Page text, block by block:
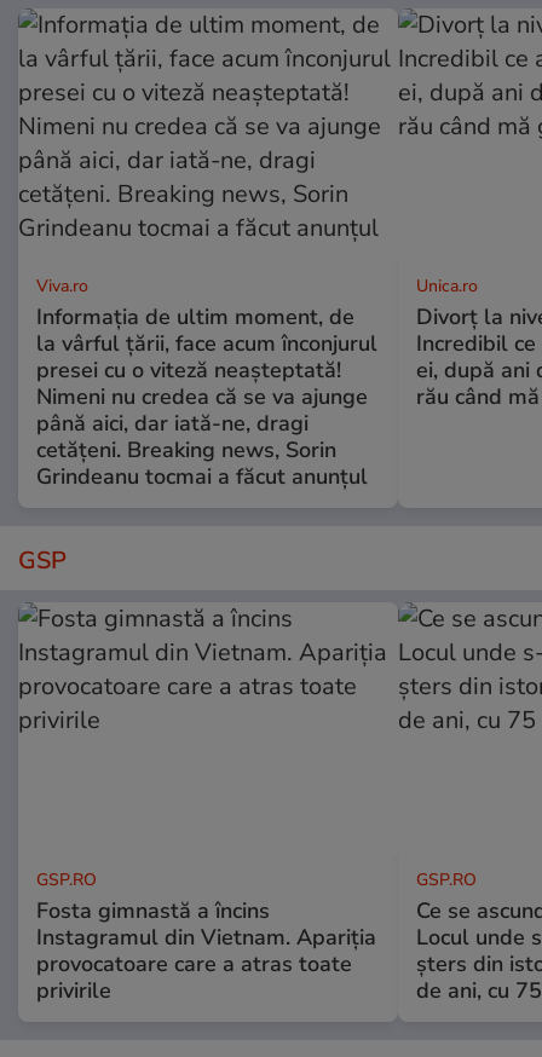
Viva.ro
Informația de ultim moment, de
la vârful țării, face acum înconjurul
presei cu o viteză neașteptată!
Nimeni nu credea că se va ajunge
până aici, dar iată-ne, dragi
cetățeni. Breaking news, Sorin
Grindeanu tocmai a făcut anunțul
Unica.ro
Divorț la
Incredibil
ei, după ani
rău când
GSP
GSP.RO
Fosta gimnastă a încins
Instagramul din Vietnam. Apariția
provocatoare care a atras toate
privirile
GSP.RO
Ce se
Locul unde
șters din
de ani, cu